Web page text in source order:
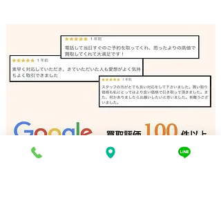
弓道 弓 買取 たつの市｜
姫路の買取専門店